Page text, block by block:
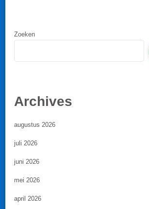
Zoeken
Archives
augustus 2026
juli 2026
juni 2026
mei 2026
april 2026